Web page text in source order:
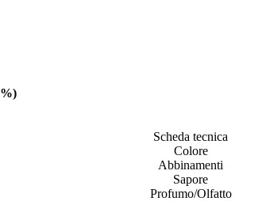
Scheda tecnica
Colore
Abbinamenti
Sapore
Profumo/Olfatto